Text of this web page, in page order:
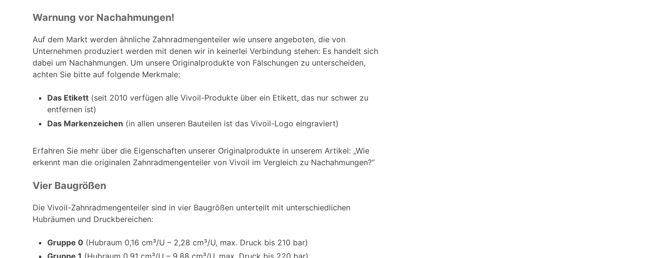
Warnung vor Nachahmungen!
Auf dem Markt werden ähnliche Zahnradmengenteiler wie unsere angeboten, die von
Unternehmen produziert werden mit denen wir in keinerlei Verbindung stehen: Es handelt sich
dabei um Nachahmungen. Um unsere Originalprodukte von Fälschungen zu unterscheiden,
achten Sie bitte auf folgende Merkmale:
Das Etikett (seit 2010 verfügen alle Vivoil-Produkte über ein Etikett, das nur schwer zu
entfernen ist)
Das Markenzeichen (in allen unseren Bauteilen ist das Vivoil-Logo eingraviert)
Erfahren Sie mehr über die Eigenschaften unserer Originalprodukte in unserem Artikel: „Wie
erkennt man die originalen Zahnradmengenteiler von Vivoil im Vergleich zu Nachahmungen?“
Vier Baugrößen
Die Vivoil-Zahnradmengenteiler sind in vier Baugrößen unterteilt mit unterschiedlichen
Hubräumen und Druckbereichen:
Gruppe 0 (Hubraum 0,16 cm³/U – 2,28 cm³/U, max. Druck bis 210 bar)